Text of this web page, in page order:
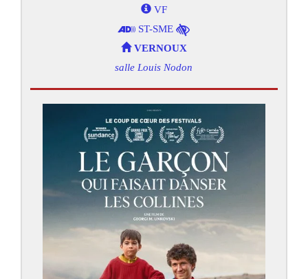
VF
ST-SME
VERNOUX
salle Louis Nodon